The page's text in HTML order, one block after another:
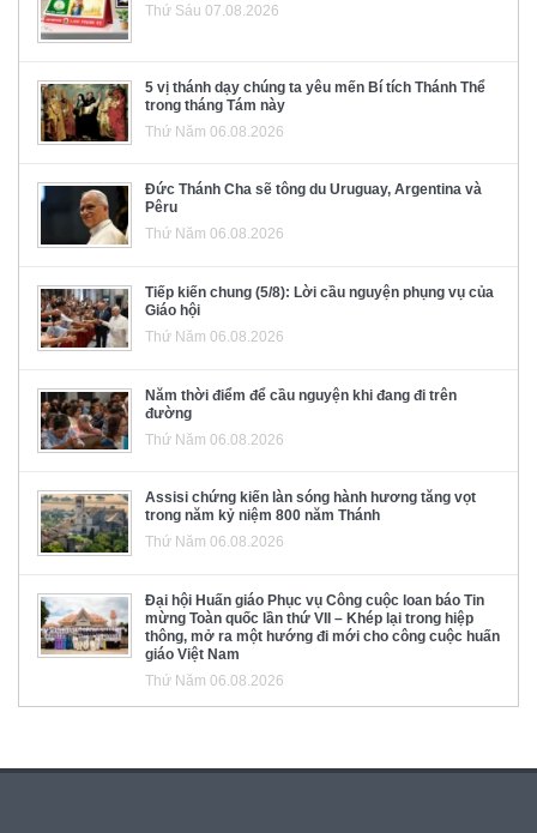
Thứ Sáu 07.08.2026
5 vị thánh dạy chúng ta yêu mến Bí tích Thánh Thể
trong tháng Tám này
Thứ Năm 06.08.2026
Đức Thánh Cha sẽ tông du Uruguay, Argentina và
Pêru
Thứ Năm 06.08.2026
Tiếp kiến chung (5/8): Lời cầu nguyện phụng vụ của
Giáo hội
Thứ Năm 06.08.2026
Năm thời điểm để cầu nguyện khi đang đi trên
đường
Thứ Năm 06.08.2026
Assisi chứng kiến làn sóng hành hương tăng vọt
trong năm kỷ niệm 800 năm Thánh
Thứ Năm 06.08.2026
Đại hội Huấn giáo Phục vụ Công cuộc loan báo Tin
mừng Toàn quốc lần thứ VII – Khép lại trong hiệp
thông, mở ra một hướng đi mới cho công cuộc huấn
giáo Việt Nam
Thứ Năm 06.08.2026